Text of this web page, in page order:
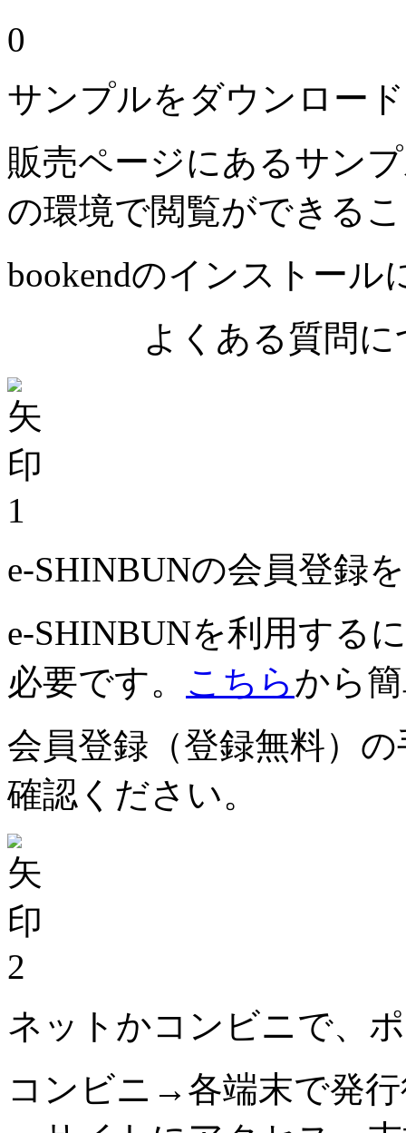
0
サンプルをダウンロー
販売ページにあるサン
の環境で閲覧ができる
bookendのインストール
よくある質問に
1
e-SHINBUNの会員登録
e-SHINBUNを利用する
必要です。 こちらから
会員登録（登録無料）
確認ください。
2
ネットかコンビニで、
コンビニ→各端末で発